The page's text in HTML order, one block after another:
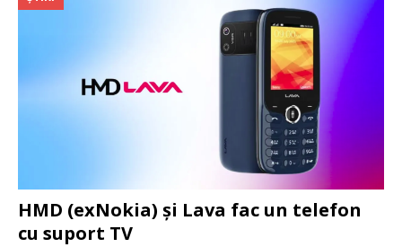
HMD (exNokia) și Lava fac un telefon
cu suport TV